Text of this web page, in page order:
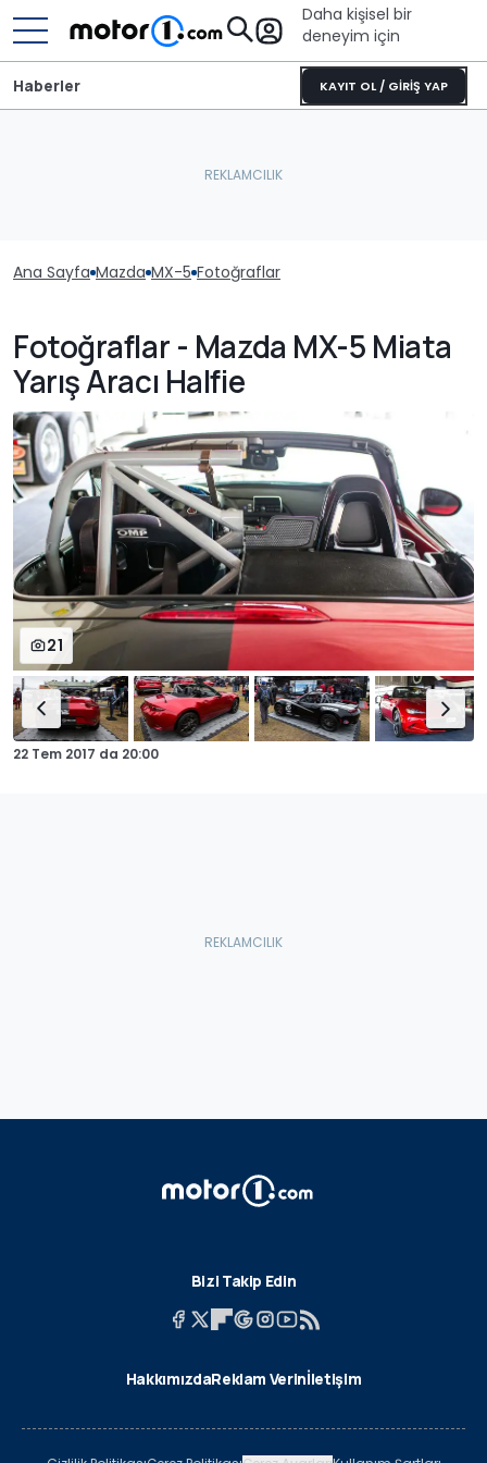
Daha kişisel bir
deneyim için
KAYIT OL / GİRİŞ YAP
Haberler
Ana Sayfa Mazda MX-5 Fotoğraflar
Fotoğraflar - Mazda MX-5 Miata
Yarış Aracı Halfie
21
22 Tem 2017 da 20:00
Bizi Takip Edin
HakkımızdaReklam Verinİletişim